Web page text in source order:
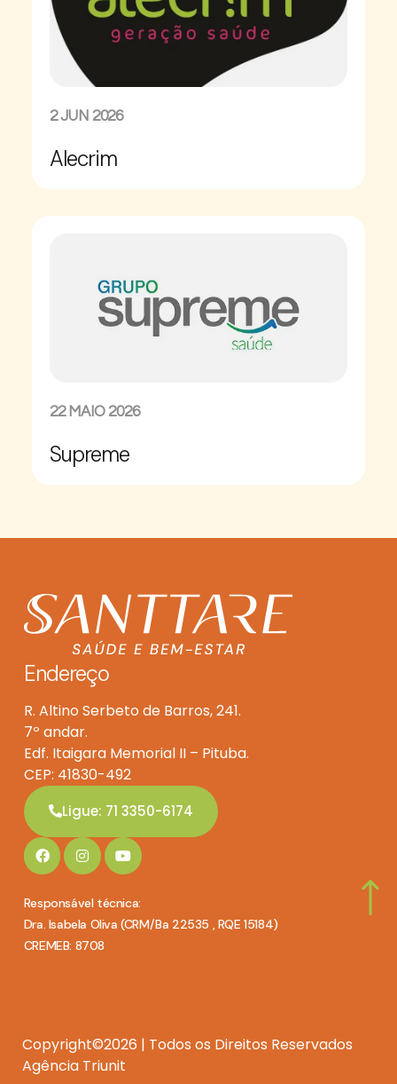
2 JUN 2026
Alecrim
22 MAIO 2026
Supreme
Endereço
R. Altino Serbeto de Barros, 241.
7º andar.
Edf. Itaigara Memorial II – Pituba.
CEP: 41830-492
Ligue: 71 3350-6174
Responsável técnica:
Dra. Isabela Oliva (CRM/Ba 22535 , RQE 15184)
CREMEB: 8708
Copyright©2026 | Todos os Direitos Reservados
Agência Triunit